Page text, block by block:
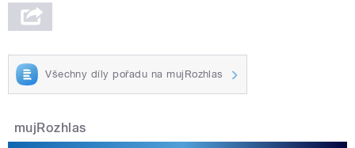
Všechny díly pořadu na mujRozhlas
mujRozhlas